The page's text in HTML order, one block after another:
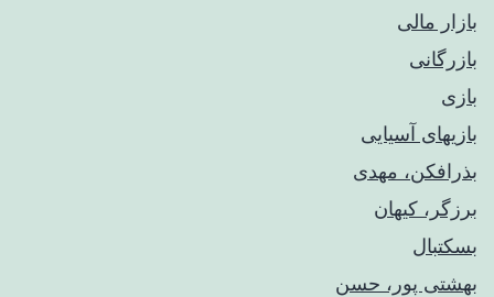
بازار مالی
بازرگانی
بازی
بازیهای آسیایی
بذرافکن، مهدی
برزگر، کیهان
بسکتبال
بهشتی پور، حسن